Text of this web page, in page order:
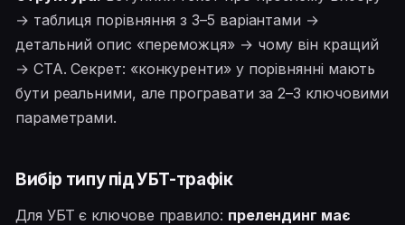
→ таблиця порівняння з 3–5 варіантами →
детальний опис «переможця» → чому він кращий
→ CTA. Секрет: «конкуренти» у порівнянні мають
бути реальними, але програвати за 2–3 ключовими
параметрами.
Вибір типу під УБТ-трафік
Для УБТ є ключове правило: прелендинг має